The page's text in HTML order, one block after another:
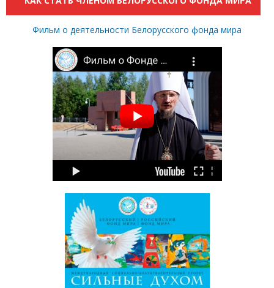
Фильм о деятельности Белорусского фонда мира